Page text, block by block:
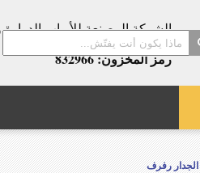
عامًا!
رمز المخزون: 832966
الجدار رفرف